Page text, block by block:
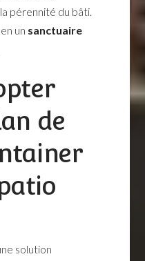
pérennité du bâti.
un sanctuaire
de
solution